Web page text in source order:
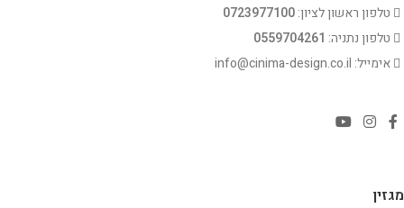
טלפון ראשון לציון:0723977100
טלפון נתניה: 0559704261
אימייל: info@cinima-design.co.il
מגזין